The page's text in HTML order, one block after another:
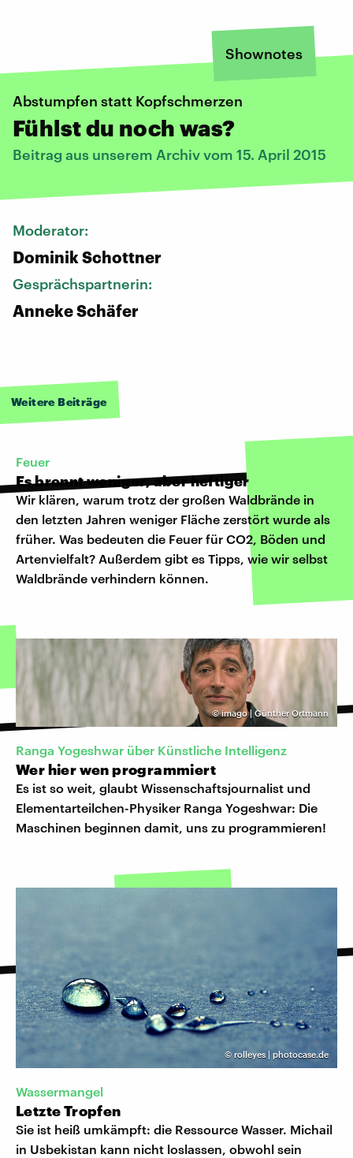
Shownotes
Abstumpfen statt Kopfschmerzen
Fühlst du noch was?
Beitrag aus unserem Archiv vom 15. April 2015
Moderator:
Dominik Schottner
Gesprächspartnerin:
Anneke Schäfer
Weitere Beiträge
Feuer
Es brennt weniger, aber heftiger
Wir klären, warum trotz der großen Waldbrände in
den letzten Jahren weniger Fläche zerstört wurde als
früher. Was bedeuten die Feuer für CO2, Böden und
Artenvielfalt? Außerdem gibt es Tipps, wie wir selbst
Waldbrände verhindern können.
©imago | Günther Ortmann
Ranga Yogeshwar über Künstliche Intelligenz
Wer hier wen programmiert
Es ist so weit, glaubt Wissenschaftsjournalist und
Elementarteilchen-Physiker Ranga Yogeshwar: Die
Maschinen beginnen damit, uns zu programmieren!
© rolleyes | photocase.de
Wassermangel
Letzte Tropfen
Sie ist heiß umkämpft: die Ressource Wasser. Michail
in Usbekistan kann nicht loslassen, obwohl sein